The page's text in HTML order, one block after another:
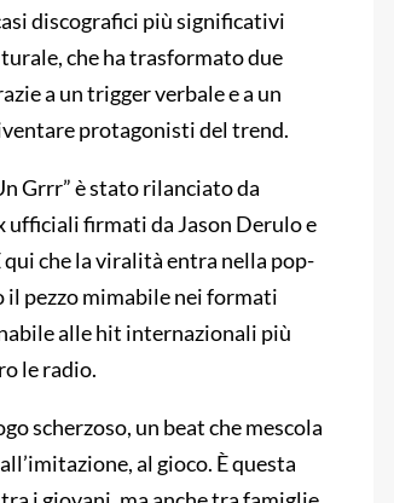
discografici più significativi
che ha trasformato due
a un trigger verbale e a un
protagonisti del trend.
Grrr” è stato rilanciato da
ufficiali firmati da Jason Derulo e
che la viralità entra nella pop-
il pezzo mimabile nei formati
alle hit internazionali più
le radio.
scherzoso, un beat che mescola
al gioco. È questa